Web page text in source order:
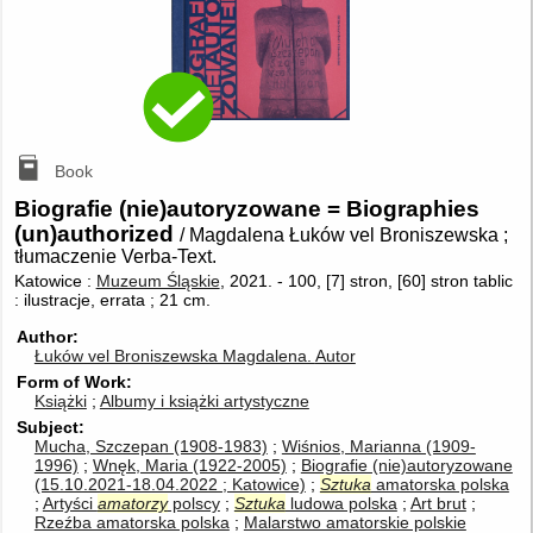
Book
Biografie (nie)autoryzowane = Biographies
(un)authorized / Magdalena Łuków vel Broniszewska ;
tłumaczenie Verba-Text.
Katowice : Muzeum Śląskie, 2021. - 100, [7] stron, [60] stron tablic
: ilustracje, errata ; 21 cm.
Author
Łuków vel Broniszewska Magdalena. Autor
Form of Work
Książki
Albumy i książki artystyczne
Subject
Mucha, Szczepan (1908-1983)
Wiśnios, Marianna (1909-
1996)
Wnęk, Maria (1922-2005)
Biografie (nie)autoryzowane
(15.10.2021-18.04.2022 ; Katowice)
Sztuka amatorska polska
Artyści amatorzypolscy Sztuka ludowa polska
Art brut
Rzeźba amatorska polska
Malarstwo amatorskie polskie